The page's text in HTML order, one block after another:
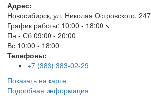
Адрес:
Новосибирск, ул. Николая Островского, 247
График работы: 10:00 - 18:00
Пн - Сб 09:00 - 20:00
Вс 10:00 - 18:00
Телефоны:
+7 (383) 383-02-29
Показать на карте
Подробная информация